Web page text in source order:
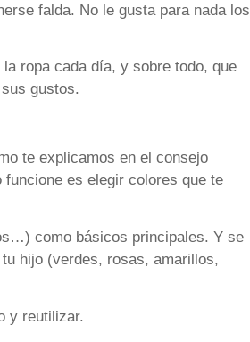
falda. No le gusta para nada los
ropa cada día, y sobre todo, que
gustos.
te explicamos en el consejo
es elegir colores que te
como básicos principales. Y se
hijo (verdes, rosas, amarillos,
y reutilizar.